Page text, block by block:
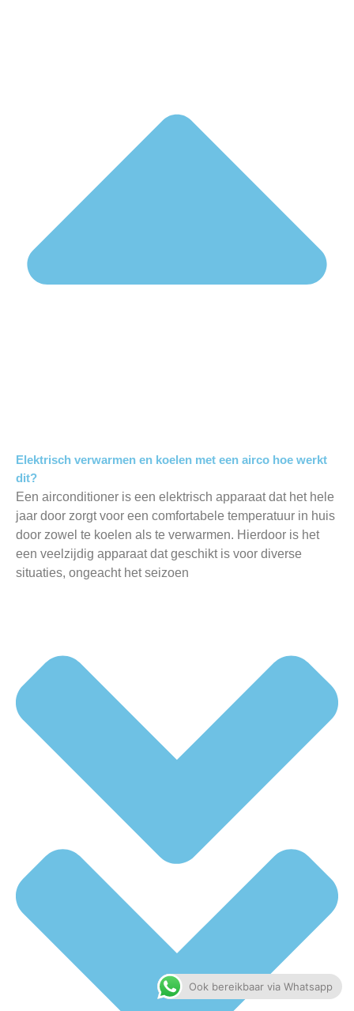
Elektrisch verwarmen en koelen met een airco hoe werkt
dit?
Een airconditioner is een elektrisch apparaat dat het hele
jaar door zorgt voor een comfortabele temperatuur in huis
door zowel te koelen als te verwarmen. Hierdoor is het
een veelzijdig apparaat dat geschikt is voor diverse
situaties, ongeacht het seizoen
Ook bereikbaar via Whatsapp